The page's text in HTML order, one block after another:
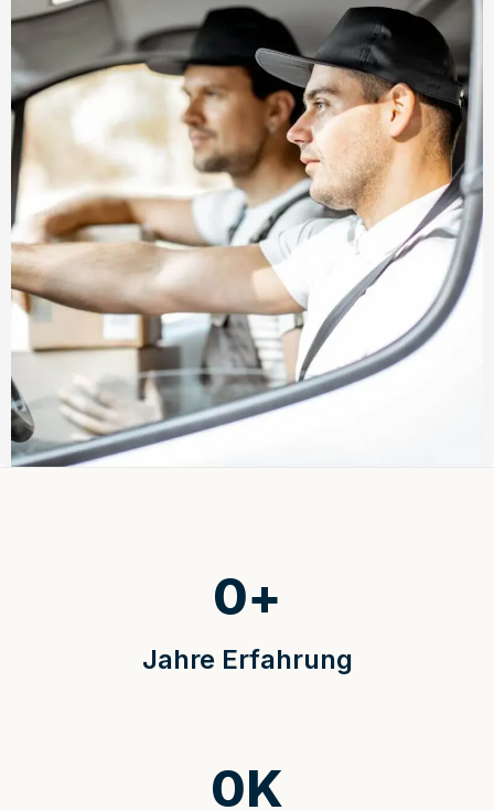
Jahre Erfahrung
0+
0K